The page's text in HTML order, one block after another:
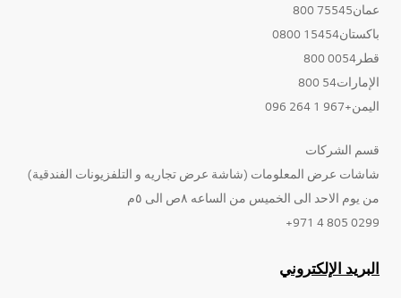
عمان75545 800
باكستان15454 0800
قطر0054 800
الإمارات54 800
اليمن+967 1 264 096
قسم الشركات
شاشات عرض المعلومات (شاشة عرض تجاريه و التلفزيونات الفندقية)
من يوم الاحد الى الخميس من الساعه ٨ص الى ٥م
0299 805 4 971+
البريد الإلكتروني